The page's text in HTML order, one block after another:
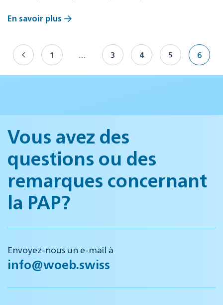
En savoir plus
1 … 3 4 5 6
Vous avez des
questions ou des
remarques concernant
la PAP?
Envoyez-nous un e-mail à
info@woeb.swiss